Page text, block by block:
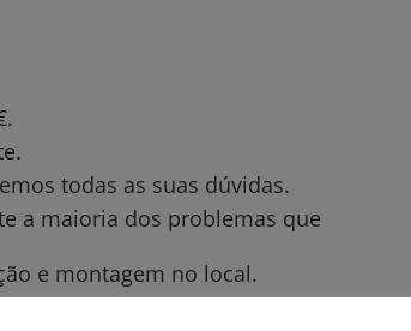
todas as suas dúvidas.
a maioria dos problemas que
e montagem no local.